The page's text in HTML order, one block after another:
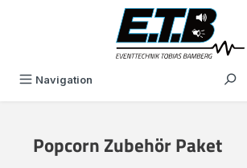
Navigation
Popcorn Zubehör Paket